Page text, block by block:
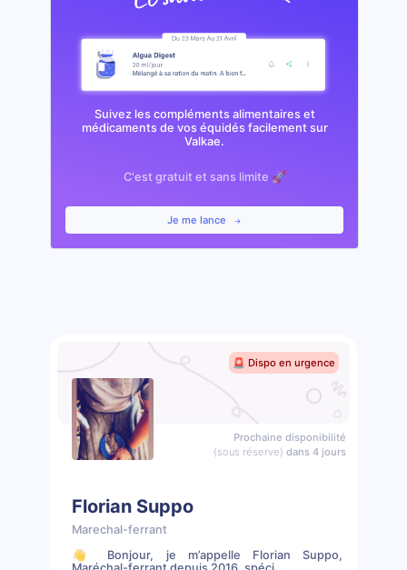
Suivez les compléments alimentaires et
médicaments de vos équidés facilement sur
Valkae.
C'est gratuit et sans limite 🚀
Je me lance
🚨 Dispo en urgence
Prochaine disponibilité
(sous réserve) dans 4 jours
Florian Suppo
Marechal-ferrant
👋 Bonjour, je m’appelle Florian Suppo,